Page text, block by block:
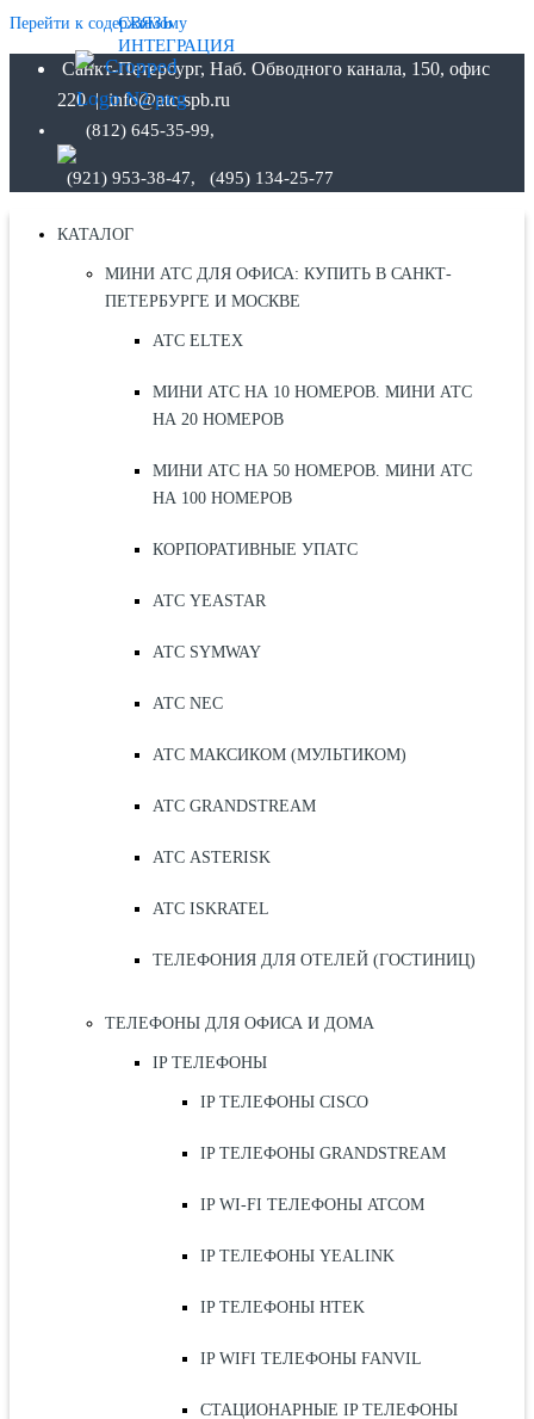
Перейти к содержимому
Санкт-Петербург, Наб. Обводного канала, 150, офис
220 | info@atc-spb.ru
(812) 645-35-99,
(921) 953-38-47, (495) 134-25-77
СВЯЗЬ
ИНТЕГРАЦИЯ
КАТАЛОГ
МИНИ АТС ДЛЯ ОФИСА: КУПИТЬ В САНКТ-
ПЕТЕРБУРГЕ И МОСКВЕ
АТС ELTEX
МИНИ АТС НА 10 НОМЕРОВ. МИНИ АТС
НА 20 НОМЕРОВ
МИНИ АТС НА 50 НОМЕРОВ. МИНИ АТС
НА 100 НОМЕРОВ
КОРПОРАТИВНЫЕ УПАТС
АТС YEASTAR
АТС SYMWAY
АТС NEC
АТС МАКСИКОМ (МУЛЬТИКОМ)
АТС GRANDSTREAM
АТС ASTERISK
АТС ISKRATEL
ТЕЛЕФОНИЯ ДЛЯ ОТЕЛЕЙ (ГОСТИНИЦ)
ТЕЛЕФОНЫ ДЛЯ ОФИСА И ДОМА
IP ТЕЛЕФОНЫ
IP ТЕЛЕФОНЫ CISCO
IP ТЕЛЕФОНЫ GRANDSTREAM
IP WI-FI ТЕЛЕФОНЫ ATCOM
IP ТЕЛЕФОНЫ YEALINK
IP ТЕЛЕФОНЫ HTEK
IP WIFI ТЕЛЕФОНЫ FANVIL
СТАЦИОНАРНЫЕ IP ТЕЛЕФОНЫ